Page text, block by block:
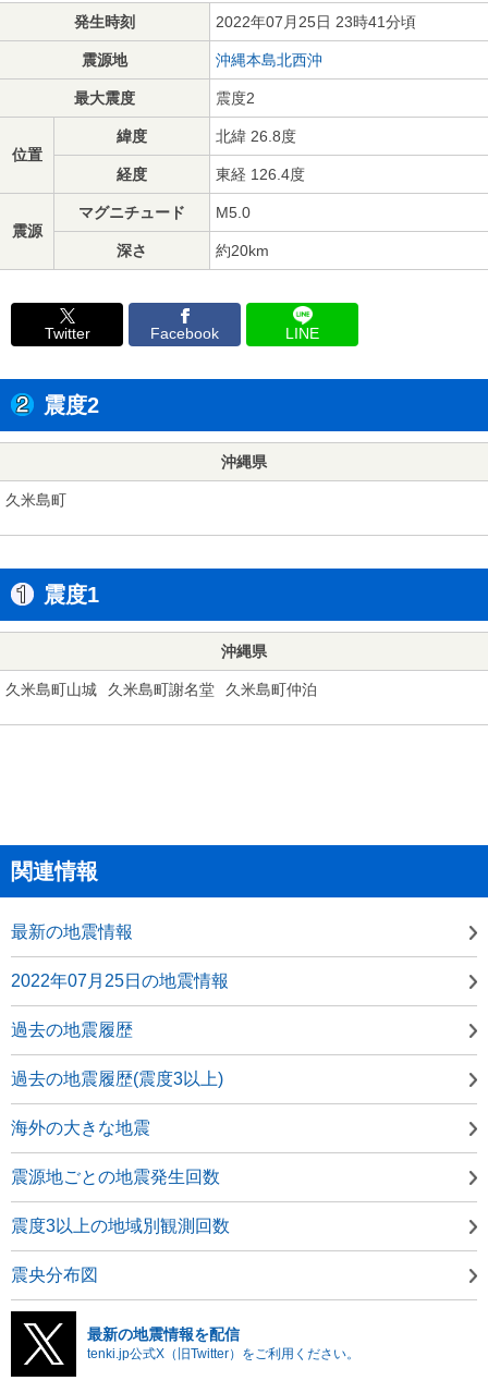
発生時刻 2022年07月25日 23時41分頃
震源地 沖縄本島北西沖
最大震度 震度2
位置
緯度 北緯 26.8度
経度 東経 126.4度
震源
マグニチュード M5.0
深さ 約20km
Twitter Facebook LINE
震度2
沖縄県
久米島町
震度1
沖縄県
久米島町山城 久米島町謝名堂 久米島町仲泊
関連情報
最新の地震情報
2022年07月25日の地震情報
過去の地震履歴
過去の地震履歴(震度3以上)
海外の大きな地震
震源地ごとの地震発生回数
震度3以上の地域別観測回数
震央分布図
最新の地震情報を配信
tenki.jp公式X（旧Twitter）をご利用ください。